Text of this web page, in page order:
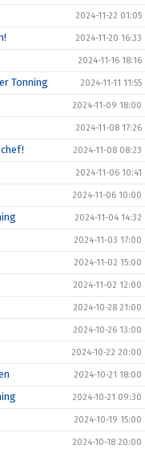
2024-11-22 01:05
2024-11-20 16:33
2024-11-16 18:16
Tonning 2024-11-11 11:55
2024-11-09 18:00
2024-11-08 17:26
2024-11-08 08:23
2024-11-06 10:41
2024-11-06 10:00
2024-11-04 14:32
2024-11-03 17:00
2024-11-02 15:00
2024-11-02 12:00
2024-10-28 21:00
2024-10-26 13:00
2024-10-22 20:00
2024-10-21 18:00
2024-10-21 09:30
2024-10-19 15:00
2024-10-18 20:00